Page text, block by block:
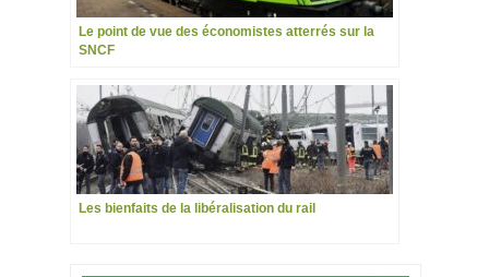
Le point de vue des économistes atterrés sur la
SNCF
Les bienfaits de la libéralisation du rail